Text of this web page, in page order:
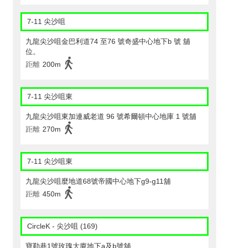
7-11 尖沙咀
九龍尖沙咀金巴利道74 至76 號奇盛中心地下b 號 舖
位。
距離 200m
7-11 尖沙咀東
九龍尖沙咀東加連威老道 96 號希爾頓中心地庫 1 號舖
距離 270m
7-11 尖沙咀東
九龍尖沙咀麼地道68號帝國中心地下g9-g11舖
距離 450m
CircleK - 尖沙咀 (169)
寶勒巷1號玫瑰大廈地下a及b號舖